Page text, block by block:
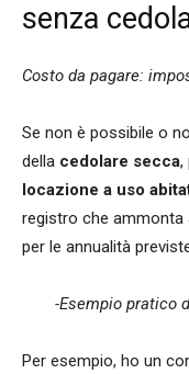
senza
Costo da pagare:
Se non è possibile o
della cedolare secca,
locazione a uso
registro che ammonta
per le annualità
-Esempio pratico
Per esempio, ho un